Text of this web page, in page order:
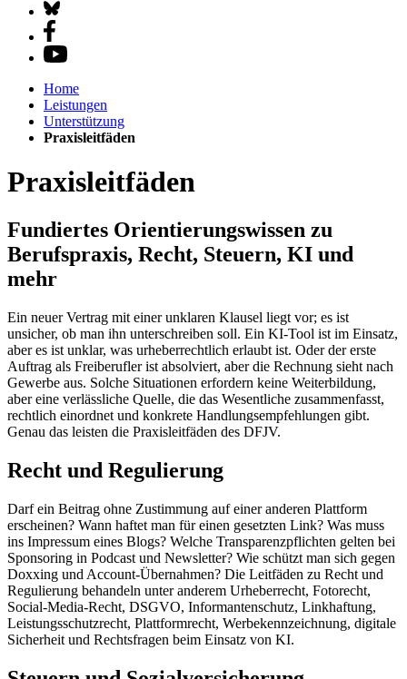
Home
Leistungen
Unterstützung
Praxisleitfäden
Praxisleitfäden
Fundiertes Orientierungswissen zu
Berufspraxis, Recht, Steuern, KI und
mehr
Ein neuer Vertrag mit einer unklaren Klausel liegt vor; es ist
unsicher, ob man ihn unterschreiben soll. Ein KI-Tool ist im Einsatz,
aber es ist unklar, was urheberrechtlich erlaubt ist. Oder der erste
Auftrag als Freiberufler ist absolviert, aber die Rechnung sieht nach
Gewerbe aus. Solche Situationen erfordern keine Weiterbildung,
aber eine verlässliche Quelle, die das Wesentliche zusammenfasst,
rechtlich einordnet und konkrete Handlungsempfehlungen gibt.
Genau das leisten die Praxisleitfäden des DFJV.
Recht und Regulierung
Darf ein Beitrag ohne Zustimmung auf einer anderen Plattform
erscheinen? Wann haftet man für einen gesetzten Link? Was muss
ins Impressum eines Blogs? Welche Transparenzpflichten gelten bei
Sponsoring in Podcast und Newsletter? Wie schützt man sich gegen
Doxxing und Account-Übernahmen? Die Leitfäden zu Recht und
Regulierung behandeln unter anderem Urheberrecht, Fotorecht,
Social-Media-Recht, DSGVO, Informantenschutz, Linkhaftung,
Leistungsschutzrecht, Plattformrecht, Werbekennzeichnung, digitale
Sicherheit und Rechtsfragen beim Einsatz von KI.